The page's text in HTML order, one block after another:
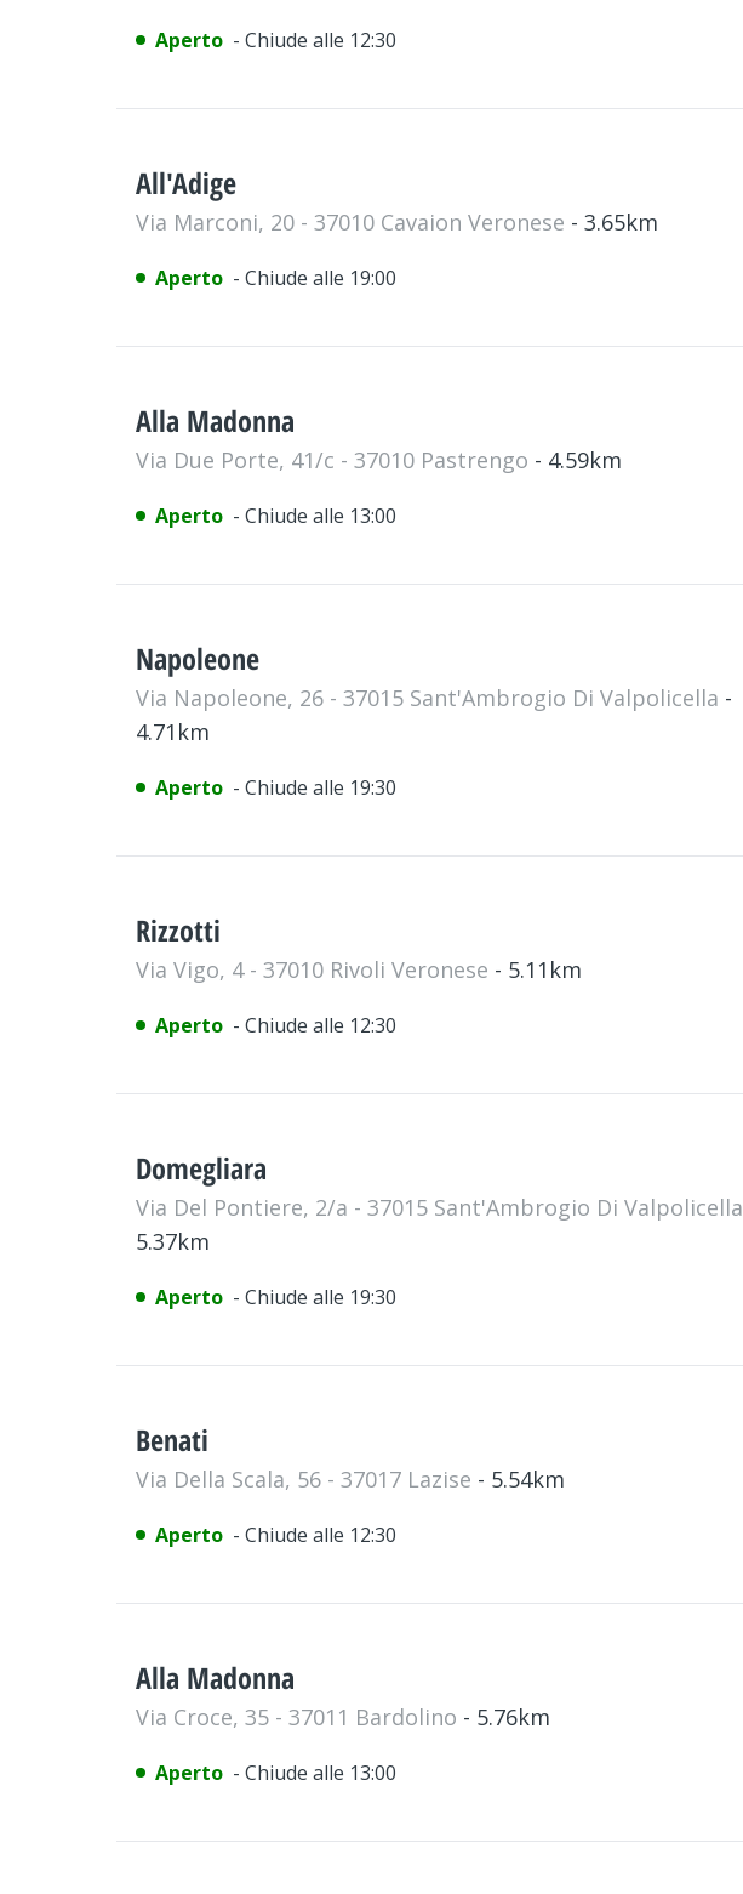
Aperto - Chiude alle 12:30
All'Adige
Via Marconi, 20 - 37010 Cavaion Veronese - 3.65km
Aperto - Chiude alle 19:00
Alla Madonna
Via Due Porte, 41/c - 37010 Pastrengo - 4.59km
Aperto - Chiude alle 13:00
Napoleone
Via Napoleone, 26 - 37015 Sant'Ambrogio Di Valpolicella -
4.71km
Aperto - Chiude alle 19:30
Rizzotti
Via Vigo, 4 - 37010 Rivoli Veronese - 5.11km
Aperto - Chiude alle 12:30
Domegliara
Via Del Pontiere, 2/a - 37015 Sant'Ambrogio Di Valpolicella
5.37km
Aperto - Chiude alle 19:30
Benati
Via Della Scala, 56 - 37017 Lazise - 5.54km
Aperto - Chiude alle 12:30
Alla Madonna
Via Croce, 35 - 37011 Bardolino - 5.76km
Aperto - Chiude alle 13:00